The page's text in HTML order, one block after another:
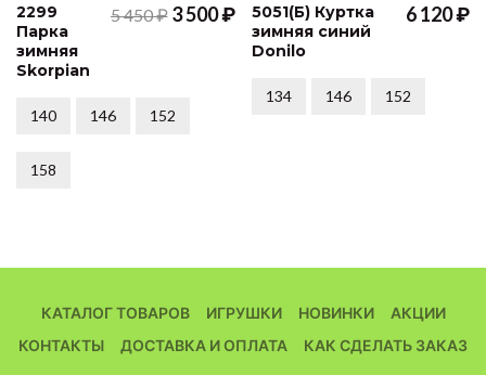
2299
Парка
зимняя
Skorpian
5 450 ₽ 3 500 ₽
140 146 152
158
5051(Б) Куртка
зимняя синий
Donilo
6 120 ₽
134 146 152
КАТАЛОГ ТОВАРОВ ИГРУШКИ НОВИНКИ
АКЦИИ
КОНТАКТЫ
ДОСТАВКА И ОПЛАТА КАК СДЕЛАТЬ ЗАКАЗ